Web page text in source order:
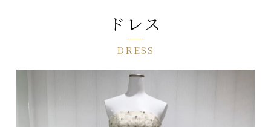
ドレス
DRESS